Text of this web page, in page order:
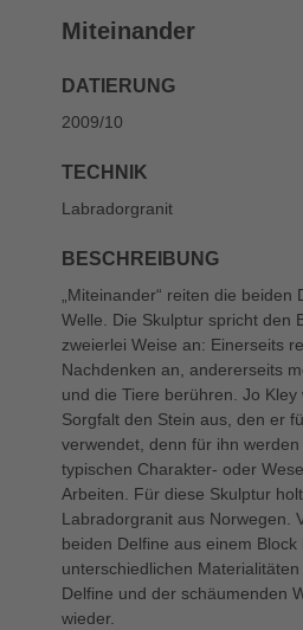
Miteinander
DATIERUNG
2009/10
TECHNIK
Labradorgranit
BESCHREIBUNG
„Miteinander“ reiten die beiden
Welle. Die Skulptur spricht den
zweierlei Weise an: Einerseits
Nachdenken an, andererseits
und die Tiere berühren. Jo
Sorgfalt den Stein aus, den er
verwendet, denn für ihn
typischen Charakter- oder
Arbeiten. Für diese Skulptur
Labradorgranit aus Norwegen.
beiden Delfine aus einem
unterschiedlichen
Delfine und der schäumenden
wieder.